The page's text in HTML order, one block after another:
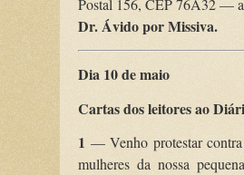
Postal 156, CEP 76A32 —
Dr. Ávido por Missiva.
Dia 10 de maio
Cartas dos leitores ao
1 — Venho protestar contra
mulheres da nossa